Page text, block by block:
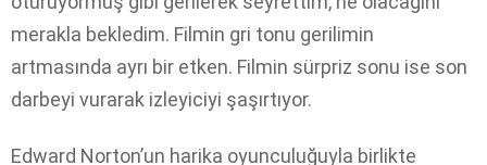
merakla bekledim. Filmin gri tonu gerilimin
artmasında ayrı bir etken. Filmin sürpriz sonu ise son
darbeyi vurarak izleyiciyi şaşırtıyor.
Edward Norton’un harika oyunculuğuyla birlikte